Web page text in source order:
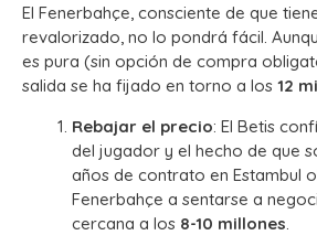
El Fenerbahçe, consciente de que
revalorizado, no lo pondrá fácil.
es pura (sin opción de compra
salida se ha fijado en torno a los 12
Rebajar el precio: El Betis
del jugador y el hecho de que
años de contrato en Estambul
Fenerbahçe a sentarse a
cercana a los 8-10 millones.